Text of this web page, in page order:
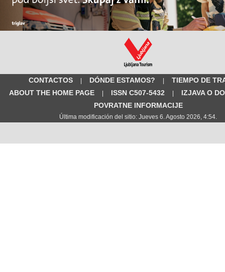
CONTACTOS | DÓNDE ESTAMOS? |
TIEMPO DE
ABOUT THE HOME PAGE
| ISSN C507-5432 |
IZJAVA O
POVRATNE INFORMACIJE
Última modificación del sitio: Jueves 6. Agosto 2026, 4:54.